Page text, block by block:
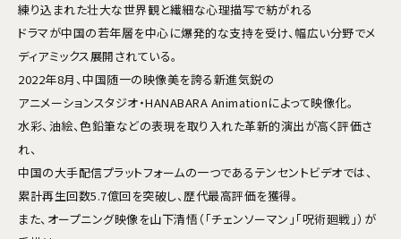
練り込まれた壮大な世界観と繊細な心理描写で紡がれる
ドラマが中国の若年層を中心に爆発的な支持を受け、幅広い分野でメ
ディアミックス展開されている。
2022年8月、中国随一の映像美を誇る新進気鋭の
アニメーションスタジオ・HANABARA Animationによって映像化。
水彩、油絵、色鉛筆などの表現を取り入れた革新的演出が高く評価さ
れ、
中国の大手配信プラットフォームの一つであるテンセントビデオでは、
累計再生回数5.7億回を突破し、歴代最高評価を獲得。
また、オープニング映像を山下清悟（「チェンソーマン」「呪術廻戦」）が